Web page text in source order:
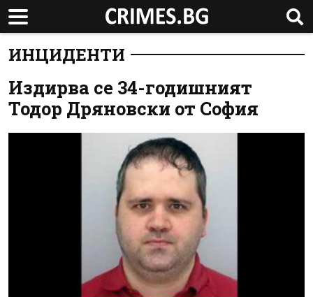
ИНЦИДЕНТИ
Издирва се 34-годишният
Тодор Дряновски от София